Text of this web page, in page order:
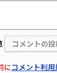
にコメント利